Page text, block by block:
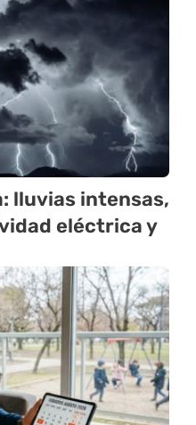
lluvias intensas,
eléctrica y